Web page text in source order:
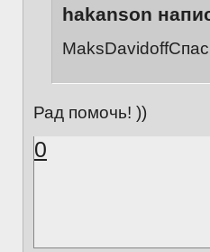
hakanson
Рад помочь! ))
0